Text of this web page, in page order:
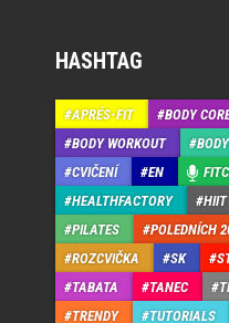
HASHTAG
APRÉS-FIT BODY
BODY WORKOUT
CVIČENÍ
EN
HEALTHFACTORY
HIIT
PILATES
POLEDNÍCH
ROZCVIČKA
SK
TABATA
TANEC
TRENDY
TUTORIALS